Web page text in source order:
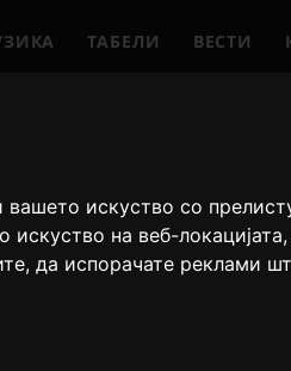
искуство со
искуство на веб-локацијата
,да испорачате реклами
ТАБЕЛИ ВЕСТИ